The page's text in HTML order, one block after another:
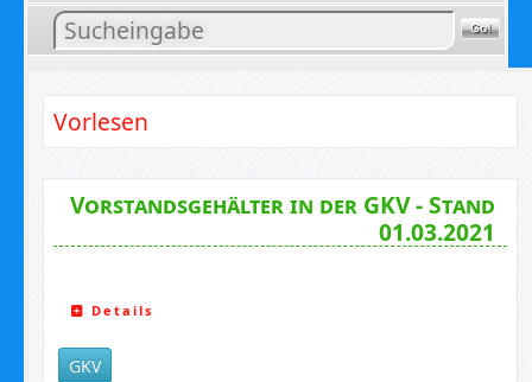
Inhalt
suchen
Vorlesen
Vorstandsgehälter in der GKV - Stand
01.03.2021
Details
GKV